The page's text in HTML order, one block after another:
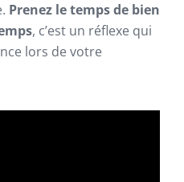
Prenez le temps de bien
, c’est un réflexe qui
lors de votre